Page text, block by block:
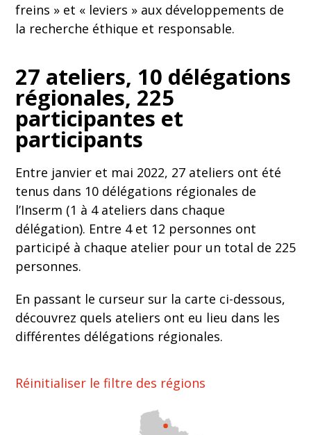
freins » et « leviers » aux développements de
la recherche éthique et responsable.
27 ateliers, 10 délégations
régionales, 225
participantes et
participants
Entre janvier et mai 2022, 27 ateliers ont été
tenus dans 10 délégations régionales de
l’Inserm (1 à 4 ateliers dans chaque
délégation). Entre 4 et 12 personnes ont
participé à chaque atelier pour un total de 225
personnes.
En passant le curseur sur la carte ci-dessous,
découvrez quels ateliers ont eu lieu dans les
différentes délégations régionales.
Réinitialiser le filtre des régions